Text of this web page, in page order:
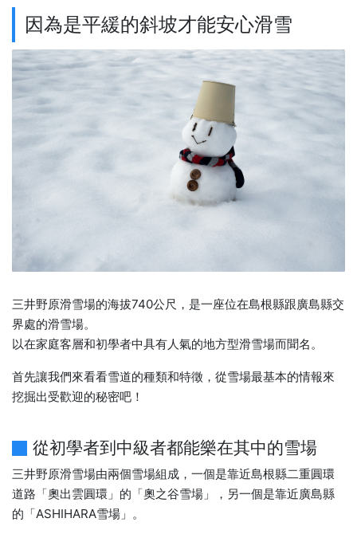
因為是平緩的斜坡才能安心滑雪
三井野原滑雪場的海拔740公尺，是一座位在島根縣跟廣島縣交
界處的滑雪場。
以在家庭客層和初學者中具有人氣的地方型滑雪場而聞名。
首先讓我們來看看雪道的種類和特徵，從雪場最基本的情報來
挖掘出受歡迎的秘密吧！
從初學者到中級者都能樂在其中的雪場
三井野原滑雪場由兩個雪場組成，一個是靠近島根縣二重圓環
道路「奧出雲圓環」的「奧之谷雪場」，另一個是靠近廣島縣
的「ASHIHARA雪場」。